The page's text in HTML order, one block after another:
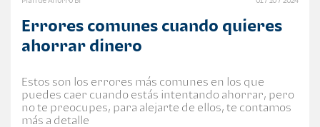
Errores comunes cuando quieres
ahorrar dinero
Estos son los errores más comunes en los que
puedes caer cuando estás intentando ahorrar, pero
no te preocupes, para alejarte de ellos, te contamos
más a detalle